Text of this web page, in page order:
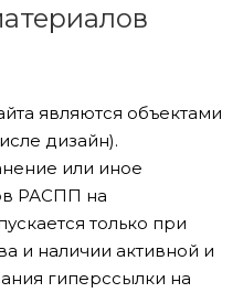
являются объектами
дизайн).
или иное
РАСПП на
только при
и наличии активной и
гиперссылки на